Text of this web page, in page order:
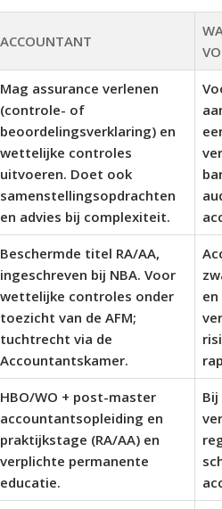
ACCOUNTANT
Mag assurance verlenen
(controle- of
beoordelingsverklaring) en
wettelijke controles
uitvoeren. Doet ook
samenstellingsopdrachten
en advies bij complexiteit.
Beschermde titel RA/AA,
ingeschreven bij NBA. Voor
wettelijke controles onder
toezicht van de AFM;
tuchtrecht via de
Accountantskamer.
HBO/WO + post-master
accountantsopleiding en
praktijkstage (RA/AA) en
verplichte permanente
educatie.